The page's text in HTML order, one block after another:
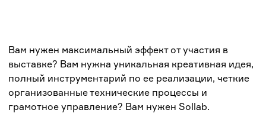
Вам нужен максимальный эффект от участия в
выставке? Вам нужна уникальная креативная идея,
полный инструментарий по ее реализации, четкие
организованные технические процессы и
грамотное управление? Вам нужен Sollab.